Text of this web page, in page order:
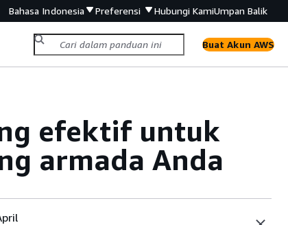
Bahasa Indonesia Preferensi Hubungi KamiUmpan Balik
Buat Akun AWS
efektif untuk
armada Anda